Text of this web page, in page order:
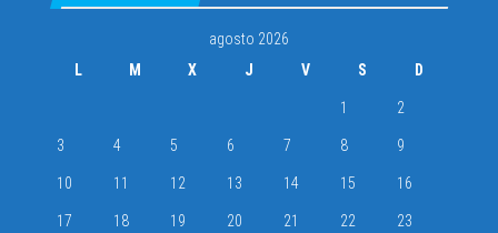
agosto 2026
L
M X J V S D
1 2
3 4 5 6 7 8 9
10 11 12 13 14 15 16
17 18 19 20 21 22 23